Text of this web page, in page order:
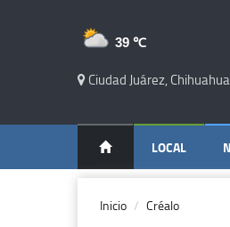
39 ℃
Ciudad Juárez,
LOCAL
Inicio Créalo